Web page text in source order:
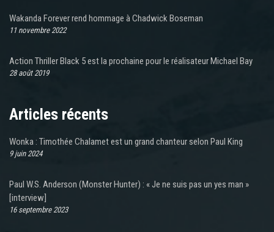
Wakanda Forever rend hommage à Chadwick Boseman
11 novembre 2022
Action Thriller Black 5 est la prochaine pour le réalisateur Michael Bay
28 août 2019
Articles récents
Wonka : Timothée Chalamet est un grand chanteur selon Paul King
9 juin 2024
Paul W.S. Anderson (Monster Hunter) : « Je ne suis pas un yes man »
[interview]
16 septembre 2023